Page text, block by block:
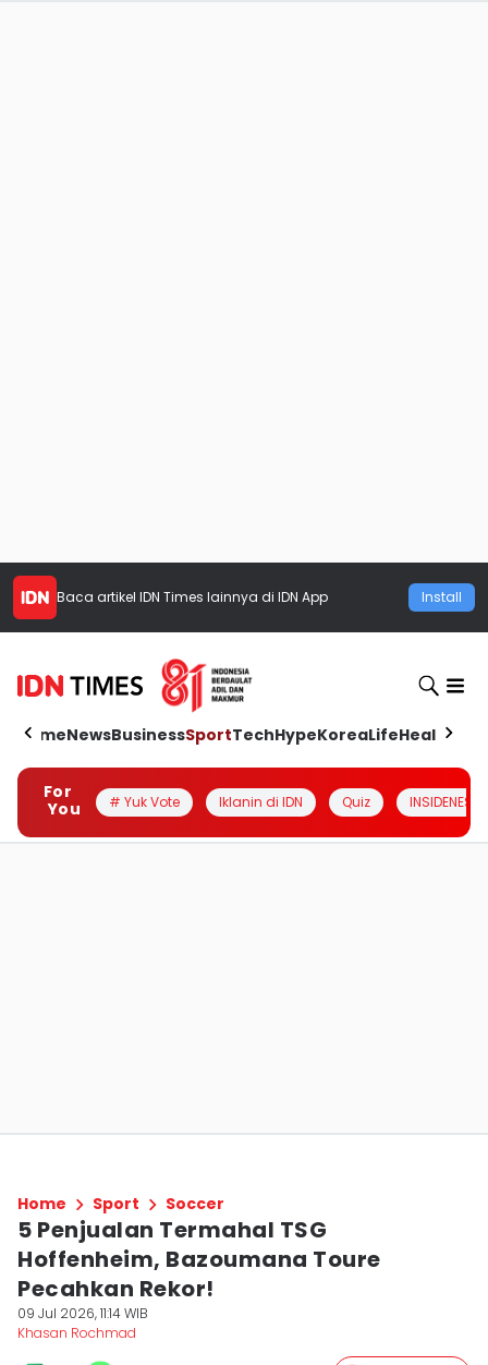
Baca artikel IDN Times lainnya di IDN App Install
HomeNewsBusinessSportTechHypeKoreaLifeHealth
For
You
# Yuk Vote Iklanin di IDN Quiz INSIDENESIA
Home Sport Soccer
5 Penjualan Termahal TSG
Hoffenheim, Bazoumana Toure
Pecahkan Rekor!
09 Jul 2026, 11:14 WIB
Khasan Rochmad